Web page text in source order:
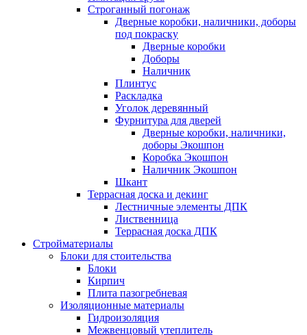
Строганный погонаж
Дверные коробки, наличники, доборы
под покраску
Дверные коробки
Доборы
Наличник
Плинтус
Раскладка
Уголок деревянный
Фурнитура для дверей
Дверные коробки, наличники,
доборы Экошпон
Коробка Экошпон
Наличник Экошпон
Шкант
Террасная доска и декинг
Лестничные элементы ДПК
Лиственница
Террасная доска ДПК
Стройматериалы
Блоки для стоительства
Блоки
Кирпич
Плита пазогребневая
Изоляционные материалы
Гидроизоляция
Межвенцовый утеплитель